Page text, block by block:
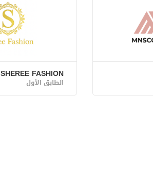
SHEREE FASHION
الطابق الأول